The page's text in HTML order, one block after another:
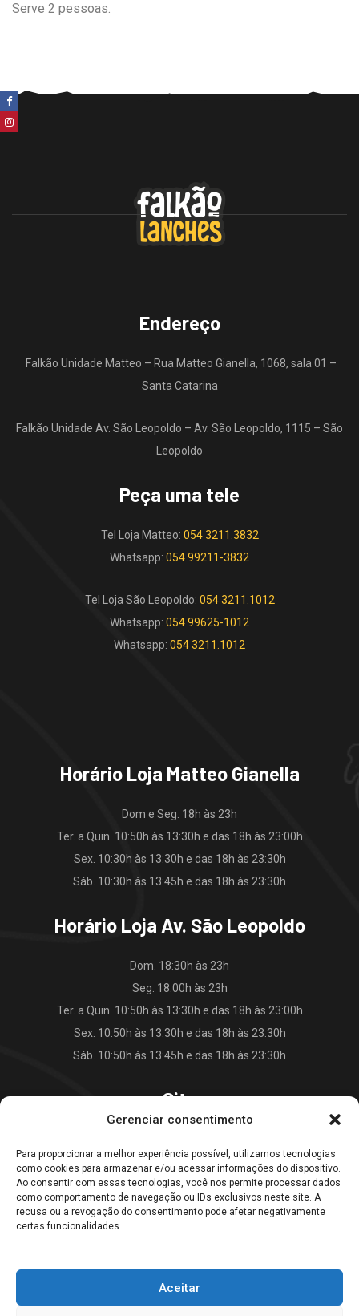
Gerenciar consentimento
Para proporcionar a melhor experiência possível, utilizamos tecnologias
como cookies para armazenar e/ou acessar informações do dispositivo.
Ao consentir com essas tecnologias, você nos permite processar dados
como comportamento de navegação ou IDs exclusivos neste site. A
recusa ou a revogação do consentimento pode afetar negativamente
certas funcionalidades.
Aceitar
Serve 2 pessoas.
Endereço
Falkão Unidade Matteo – Rua Matteo Gianella, 1068, sala 01 –
Santa Catarina
Falkão Unidade Av. São Leopoldo – Av. São Leopoldo, 1115 – São
Leopoldo
Peça uma tele
Tel Loja Matteo: 054 3211.3832
Whatsapp: 054 99211-3832
Tel Loja São Leopoldo: 054 3211.1012
Whatsapp: 054 99625-1012
Whatsapp: 054 3211.1012
Horário Loja Matteo Gianella
Dom e Seg. 18h às 23h
Ter. a Quin. 10:50h às 13:30h e das 18h às 23:00h
Sex. 10:30h às 13:30h e das 18h às 23:30h
Sáb. 10:30h às 13:45h e das 18h às 23:30h
Horário Loja Av. São Leopoldo
Dom. 18:30h às 23h
Seg. 18:00h às 23h
Ter. a Quin. 10:50h às 13:30h e das 18h às 23:00h
Sex. 10:50h às 13:30h e das 18h às 23:30h
Sáb. 10:50h às 13:45h e das 18h às 23:30h
Site
Cardápio
Contato
Blog
Galeria Falkão Lanches